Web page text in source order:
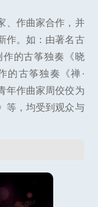
、作曲家合作，并
作。如：由著名古
的古筝独奏《晓
的古筝独奏《禅·
年作曲家周佼佼为
等，均受到观众与